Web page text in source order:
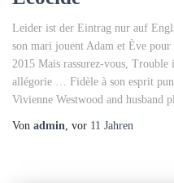
Leider ist der Eintrag nur auf
son mari jouent Adam et Ève
2015 Mais rassurez-vous, Trouble
allégorie … Fidèle à son esprit
Vivienne Westwood and husband
Von admin , vor 11 Jahren